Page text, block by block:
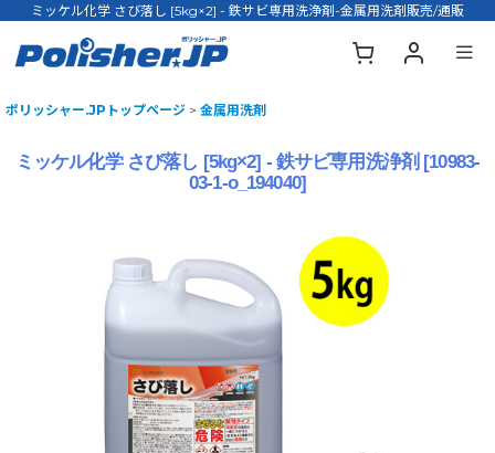
ミッケル化学 さび落し [5kg×2] - 鉄サビ専用洗浄剤-金属用洗剤販売/通販
ポリッシャー.JPトップページ > 金属用洗剤
ミッケル化学 さび落し [5kg×2] - 鉄サビ専用洗浄剤 [10983-
03-1-o_194040]